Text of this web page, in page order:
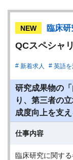
NEW 臨床
QCスペシャ
新着求人 英語
研究成果物の
り、第三者の
成度向上を支
仕事内容
臨床研究に関す